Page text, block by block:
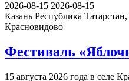
2026-08-15 2026-08-15
Казань Республика
Красновидово
Фестиваль
15 августа 2026 года в селе